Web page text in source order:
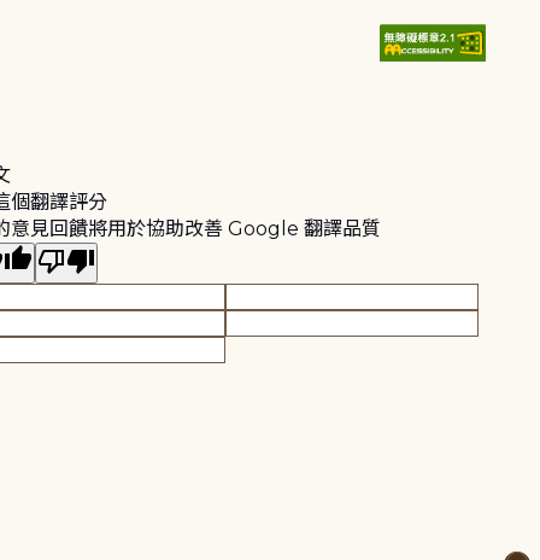
個翻譯評分
意見回饋將用於協助改善 Google 翻譯品質